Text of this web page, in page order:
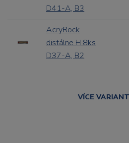
D41-A, B3
AcryRock
distálne H 8ks
D37-A, B2
VÍCE VARIANT